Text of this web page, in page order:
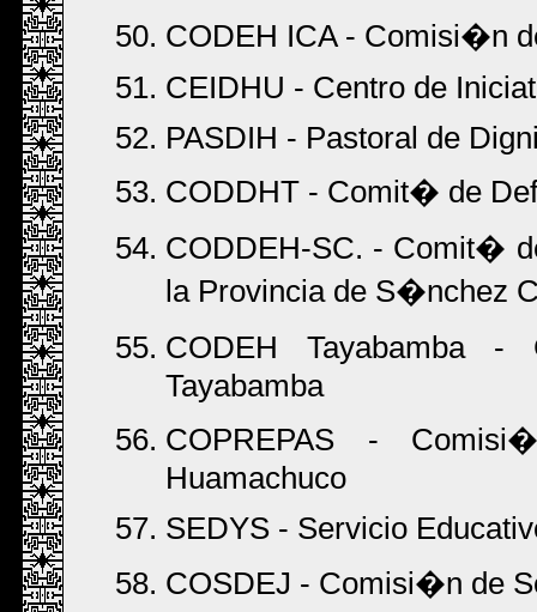
CODEH ICA - Comisi�n
CEIDHU - Centro de
PASDIH - Pastoral de
CODDHT - Comit� de
CODDEH-SC. - Comit�
la Provincia de S�nchez
CODEH Tayabamba
Tayabamba
COPREPAS -
Huamachuco
SEDYS - Servicio
COSDEJ - Comisi�n de